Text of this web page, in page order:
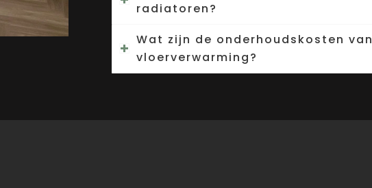
radiatoren?
Wat zijn de onderhoudskosten van
vloerverwarming?